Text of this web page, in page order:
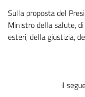
Sulla proposta del
Ministro della salute,
esteri, della giustizia,
il